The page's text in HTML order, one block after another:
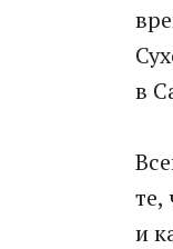
в
те,
и